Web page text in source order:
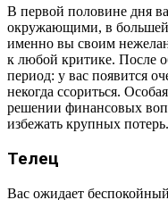
Стрелец
Козерог
Водолей
Рыбы
В первой половине дня
окружающими, в большей
именно вы своим
к любой критике. После
период: у вас появится
некогда ссориться.
решении финансовых
избежать крупных потерь.
Телец
Вас ожидает